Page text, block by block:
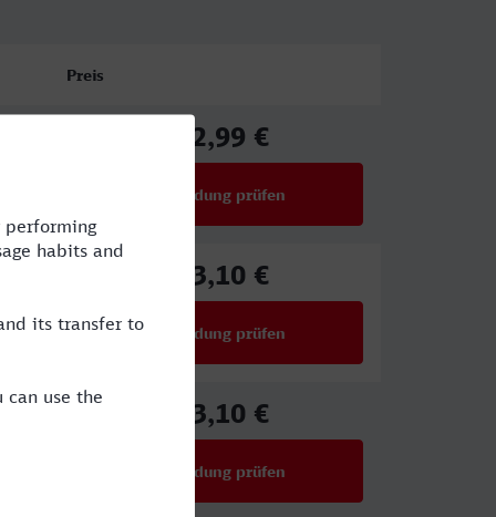
Preis
22,99 €
Verbindung prüfen
43,10 €
Verbindung prüfen
43,10 €
Verbindung prüfen